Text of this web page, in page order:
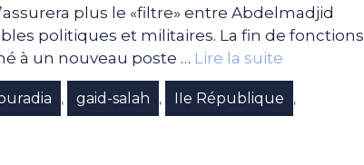
plus le «filtre» entre Abdelmadjid
politiques et militaires. La fin de fonctions
à un nouveau poste … Lire la suite
, gaid-salah , IIe République ,